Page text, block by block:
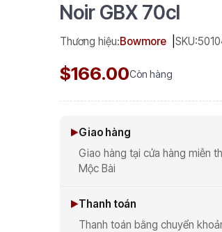
Noir GBX 70cl
Thương hiệu:Bowmore SKU:
$166.00Còn hàng
Giao hàng
Giao hàng tại cửa hàng miễn
Mộc Bài
Thanh toán
Thanh toán bằng chuyển